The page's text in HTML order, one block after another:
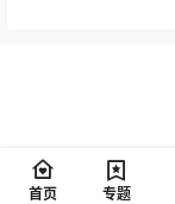
首页 专题